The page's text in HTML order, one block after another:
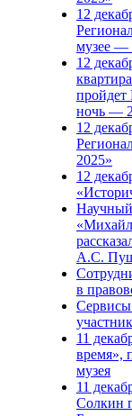
12
музее —
12
пройдет
ночь —
12
2025»
12
Научный
А.С.
в
11
время»,
музея
11
Солкин